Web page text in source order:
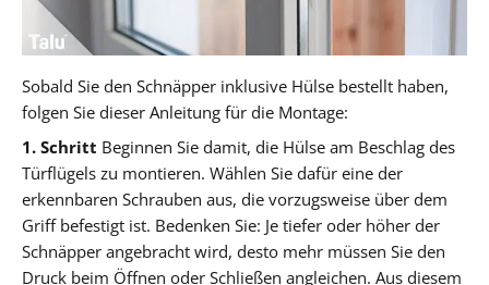
Sobald Sie den Schnäpper inklusive Hülse bestellt haben,
folgen Sie dieser Anleitung für die Montage:
1. Schritt Beginnen Sie damit, die Hülse am Beschlag des
Türflügels zu montieren. Wählen Sie dafür eine der
erkennbaren Schrauben aus, die vorzugsweise über dem
Griff befestigt ist. Bedenken Sie: Je tiefer oder höher der
Schnäpper angebracht wird, desto mehr müssen Sie den
Druck beim Öffnen oder Schließen angleichen. Aus diesem